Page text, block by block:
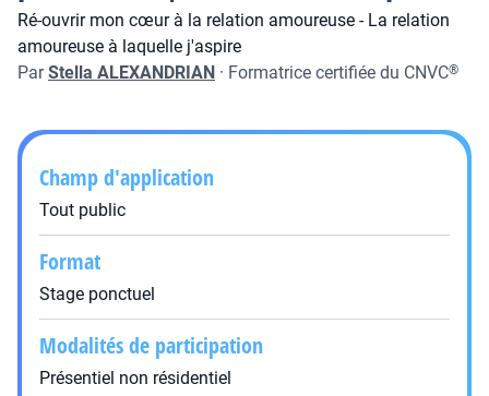
Ré-ouvrir mon cœur à la relation amoureuse - La relation
amoureuse à laquelle j'aspire
ParStella ALEXANDRIAN · Formatrice certifiée du CNVC®
Champ d'application
Tout public
Format
Stage ponctuel
Modalités de participation
Présentiel non résidentiel